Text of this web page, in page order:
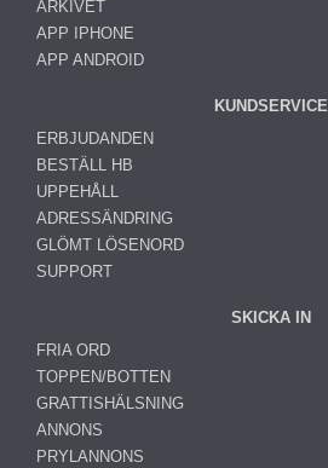
ARKIVET
APP IPHONE
APP ANDROID
KUNDSERVICE
ERBJUDANDEN
BESTÄLL HB
UPPEHÅLL
ADRESSÄNDRING
GLÖMT LÖSENORD
SUPPORT
SKICKA IN
FRIA ORD
TOPPEN/BOTTEN
GRATTISHÄLSNING
ANNONS
PRYLANNONS